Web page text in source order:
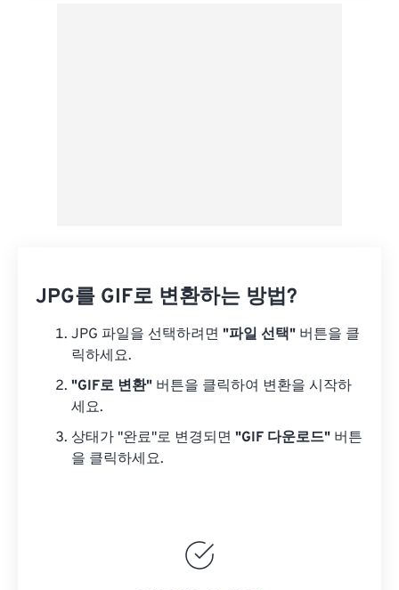
JPG를 GIF로 변환하는 방법?
JPG 파일을 선택하려면 "파일 선택" 버튼을 클
릭하세요.
"GIF로 변환" 버튼을 클릭하여 변환을 시작하
세요.
상태가 "완료"로 변경되면 "GIF 다운로드" 버튼
을 클릭하세요.